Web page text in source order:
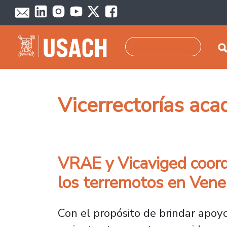
Pasar al contenido principal
Vicerrectorías
VRAE y Vicaviged
los terremotos en
Con el propósito de brindar